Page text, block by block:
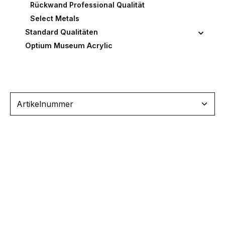
Rückwand Professional Qualität
Select Metals
Standard Qualitäten
Optium Museum Acrylic